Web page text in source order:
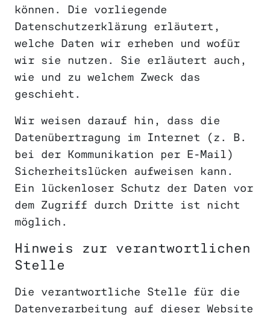
können. Die vorliegende
Datenschutzerklärung erläutert,
welche Daten wir erheben und wofür
wir sie nutzen. Sie erläutert auch,
wie und zu welchem Zweck das
geschieht.
Wir weisen darauf hin, dass die
Datenübertragung im Internet (z. B.
bei der Kommunikation per E-Mail)
Sicherheitslücken aufweisen kann.
Ein lückenloser Schutz der Daten vor
dem Zugriff durch Dritte ist nicht
möglich.
Hinweis zur verantwortlichen
Stelle
Die verantwortliche Stelle für die
Datenverarbeitung auf dieser Website